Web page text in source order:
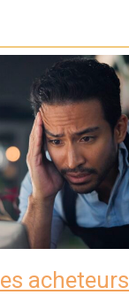
acheteurs